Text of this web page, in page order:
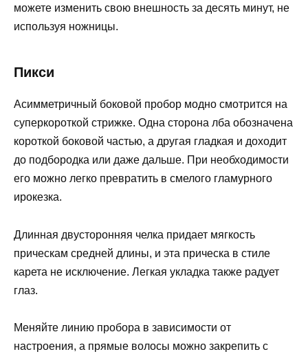
можете изменить свою внешность за десять минут, не
используя ножницы.
Пикси
Асимметричный боковой пробор модно смотрится на
суперкороткой стрижке. Одна сторона лба обозначена
короткой боковой частью, а другая гладкая и доходит
до подбородка или даже дальше. При необходимости
его можно легко превратить в смелого гламурного
ирокезка.
Длинная двусторонняя челка придает мягкость
прическам средней длины, и эта прическа в стиле
карета не исключение. Легкая укладка также радует
глаз.
Меняйте линию пробора в зависимости от
настроения, а прямые волосы можно закрепить с